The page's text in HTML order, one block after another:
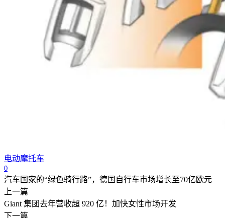
电动摩托车
0
汽车国家的“绿色骑行路”，德国自行车市场增长至70亿欧元
上一篇
Giant 集团去年营收超 920 亿！加快女性市场开发
下一篇